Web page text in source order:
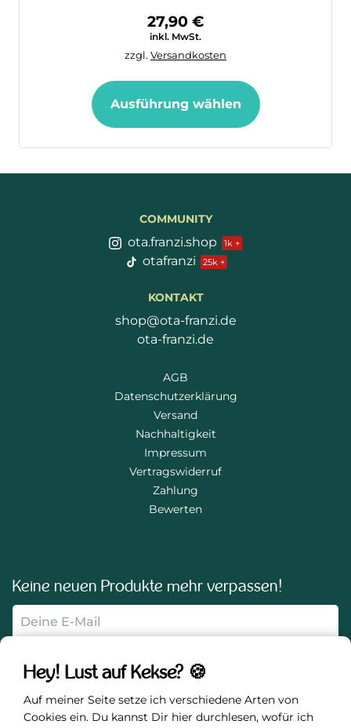
Kundenrezension)
27,90€
zzgl.Versandkosten
Ausführung wählen
COMMUNITY
otafranzi
AGB
Datenschutzerklärung
Versand
Nachhaltigkeit
Impressum
Vertragswiderruf
KONTAKT
ota-franzi.de
Keine neuen Produkte mehr verpassen!
Anmelden
Hey! Lust auf Kekse? 🍪
Auf meiner Seite setze ich verschiedene Arten von
Cookies ein. Du kannst Dir hier durchlesen, wofür ich sie